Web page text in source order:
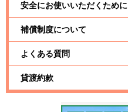
安全にお使いいただくために
補償制度について
よくある質問
貸渡約款